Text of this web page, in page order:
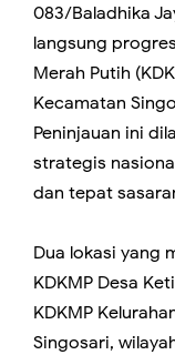
083/Baladhika
langsung
Merah Putih
Kecamatan
Peninjauan ini
strategis
dan tepat
Dua lokasi yang
KDKMP Desa
KDKMP
Singosari,